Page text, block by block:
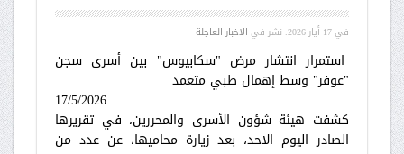
في17 أيار 2026 . نشر في الاخبار العاجلة
استمرار انتشار مرض "سكابيوس" بين أسرى سجن
"عوفر" وسط إهمال طبي متعمد
17/5/2026
كشفت هيئة شؤون الأسرى والمحررين، في تقريرها
الصادر اليوم الاحد، بعد زيارة محاميها، عن عدد من